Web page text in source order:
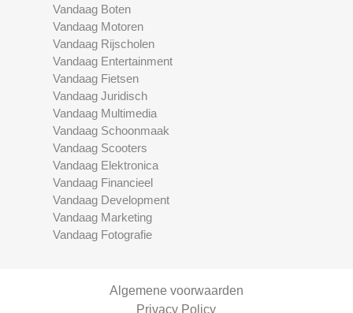
Vandaag Boten
Vandaag Motoren
Vandaag Rijscholen
Vandaag Entertainment
Vandaag Fietsen
Vandaag Juridisch
Vandaag Multimedia
Vandaag Schoonmaak
Vandaag Scooters
Vandaag Elektronica
Vandaag Financieel
Vandaag Development
Vandaag Marketing
Vandaag Fotografie
Algemene voorwaarden
Privacy Policy